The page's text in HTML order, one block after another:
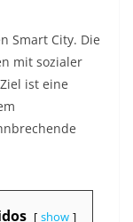
Smart City. Die
mit sozialer
ist eine
show